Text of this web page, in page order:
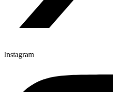
Instagram